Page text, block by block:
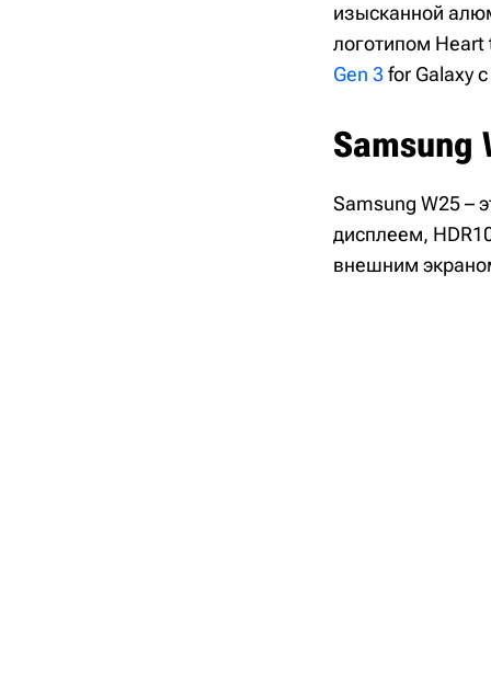
изысканной
логотипом
Gen 3for Galaxy
Samsung
Samsung W25 –
дисплеем,
внешним